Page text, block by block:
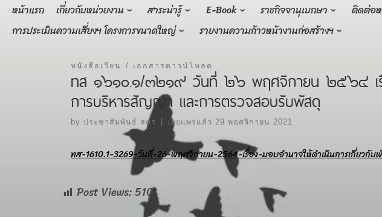
Skip
content
หน้าแรก เกี่ยวกับหน่วยงาน สาระน่ารู้ E-Book ราชกิจจานุเบกษา ติดต่อ
การประเมินความเสี่ยงฯ โครงการขนาดใหญ่
รายงานความก้าวหน้างานก่อสร้างฯ
หนังสือเวียน เอกสารดาวน์โหลด
ทส ๑๖๑๐.๑/๓๒๑๙ วันที่ ๒๖ พฤศจิกายน ๒๕๖๔ เรื่อ
การบริหารสัญญา และการตรวจสอบรับพัสดุ
by ประชาสัมพันธ์ สคร เผยแพร่แล้ว 29 พฤศจิกายน 2021
ทส-1610.1-3269-วันที่-26-พฤศจิกายน-2564-เรื่อง-มอบอำนาจให้ดำเนินการเกี่ยวกับ
Post Views:510